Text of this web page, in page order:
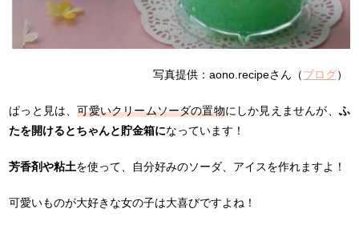
写真提供：aono.recipeさん（ブログ）
ぱっと見は、可愛いクリームソーダの置物にしか見えませんが、 ふ
たを開けるとちゃんと貯金箱になっています！
芳香剤や粘土を使って、自分好みのソーダ、アイスを作れますよ！
可愛いものが大好きな女の子は大喜びですよね！